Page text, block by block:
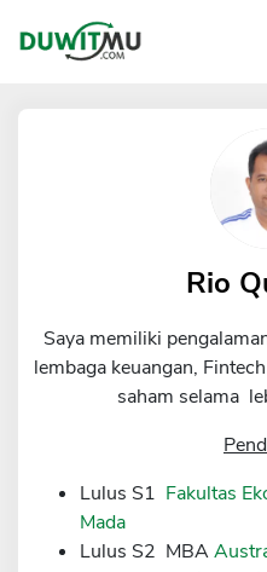
Mengelola keuangan
Pinjaman Online
Hutang
KTA
Broker Forex
Rio
Saya memiliki
lembaga keuangan,
saham selama
Lulus S1 Fakultas
Mada
Lulus S2 MBA